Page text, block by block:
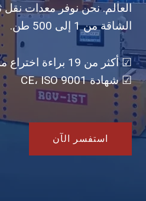
العالم. نحن نوفر معدات
الشاقة من 1 إلى 500 طن.
☑ أكثر من 19 براءة اختراع منتج
☑ شهادة CE، ISO 9001
استفسر الآن